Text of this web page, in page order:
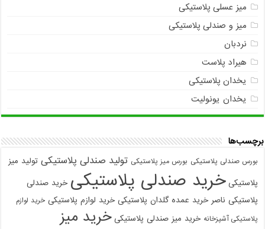
میز عسلی پلاستیکی
میز و صندلی پلاستیکی
نردبان
هیراد پلاست
یخدان پلاستیکی
یخدان یونولیت
برچسب‌ها
بورس صندلی پلاستیکی بورس میز پلاستیکی تولید صندلی پلاستیکی تولید میز
پلاستیکی خرید صندلی پلاستیکی خرید صندلی
پلاستیکی ناصر خرید عمده گلدان پلاستیکی خرید لوازم پلاستیکی خرید لوازم
پلاستیکی آشپزخانه خرید میز صندلی پلاستیکی خرید میز